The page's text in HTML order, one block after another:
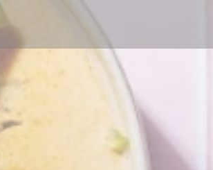
choix en matière de cookies